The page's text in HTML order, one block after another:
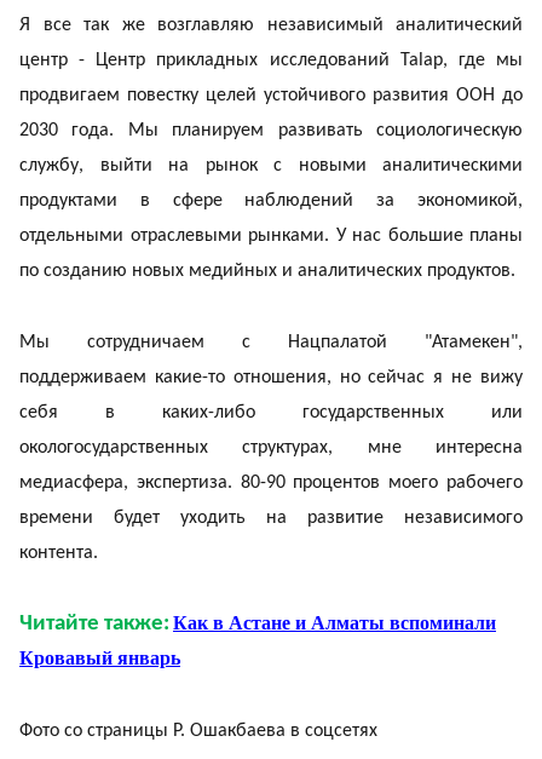
Я все так же возглавляю независимый аналитический
центр - Центр прикладных исследований Talap, где мы
продвигаем повестку целей устойчивого развития ООН до
2030 года. Мы планируем развивать социологическую
службу, выйти на рынок с новыми аналитическими
продуктами в сфере наблюдений за экономикой,
отдельными отраслевыми рынками. У нас большие планы
по созданию новых медийных и аналитических продуктов.
Мы сотрудничаем с Нацпалатой "Атамекен",
поддерживаем какие-то отношения, но сейчас я не вижу
себя в каких-либо государственных или
окологосударственных структурах, мне интересна
медиасфера, экспертиза. 80-90 процентов моего рабочего
времени будет уходить на развитие независимого
контента.
Читайте также: Как в Астане и Алматы вспоминали
Кровавый январь
Фото со страницы Р. Ошакбаева в соцсетях